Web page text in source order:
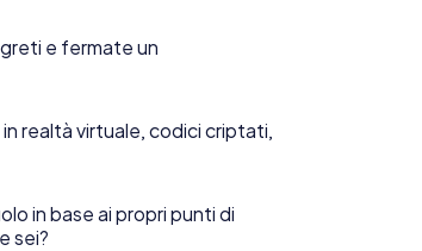
e fermate un
realtà virtuale, codici criptati,
in base ai propri punti di
sei?